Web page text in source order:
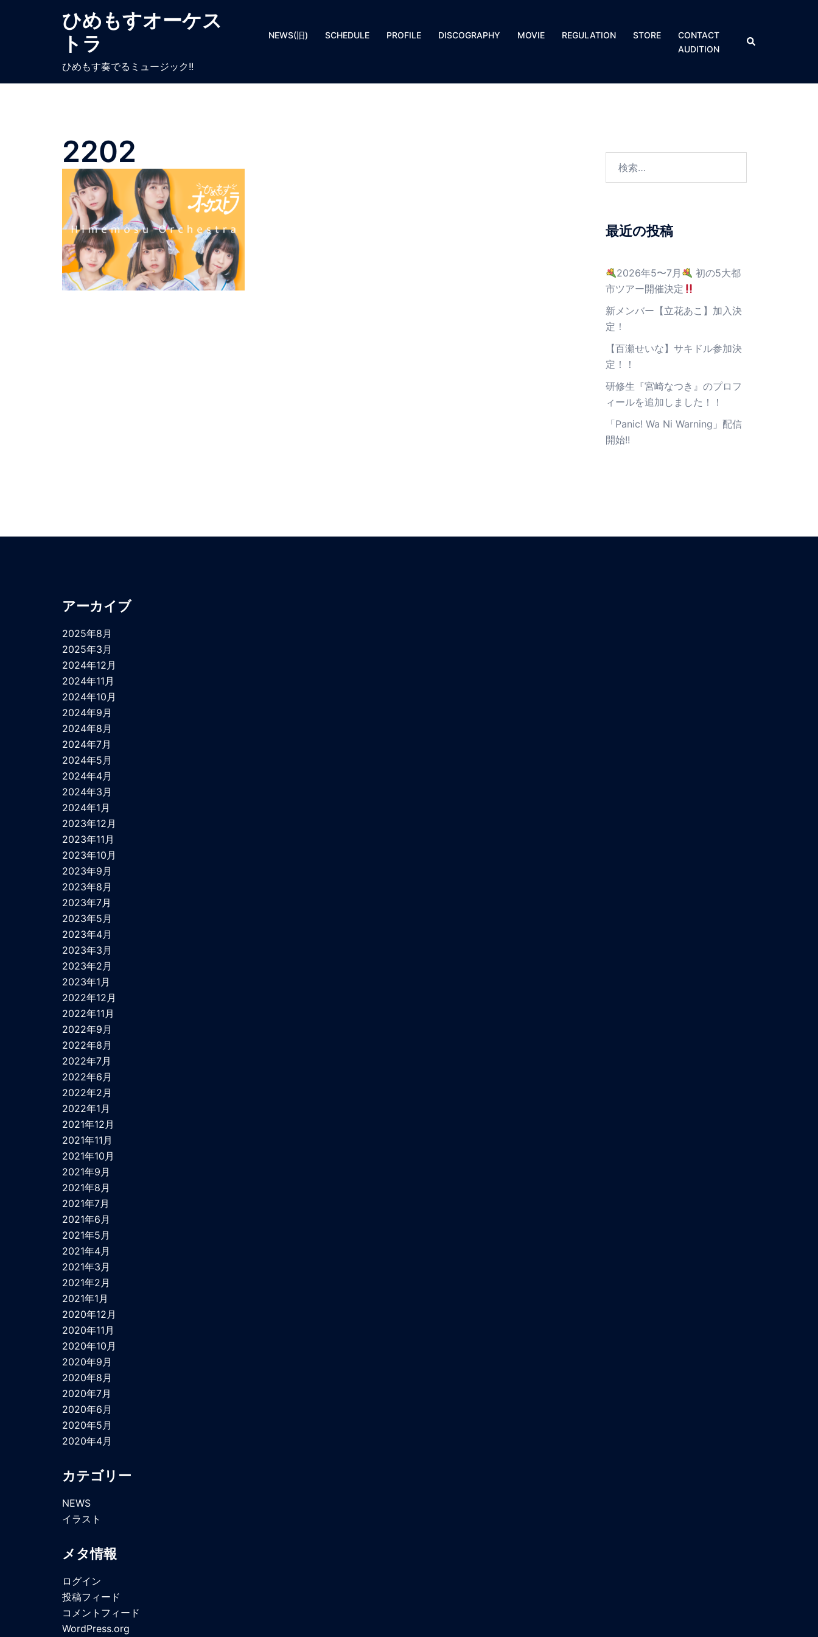
ひめもすオーケス
トラ
ひめもす奏でるミュージック!!
NEWS(旧) SCHEDULE PROFILE DISCOGRAPHY MOVIE REGULATION​ STORE
CONTACT
AUDITION
2202
最近の投稿
2026年5〜7月
初の5大都
市ツアー開催決定
新メンバー【立花あこ】加入決
定！
【百瀬せいな】サキドル参加決
定！！
研修生『宮崎なつき』のプロフ
ィールを追加しました！！
「Panic! Wa Ni Warning」配信
開始!!
アーカイブ
2025年8月
2025年3月
2024年12月
2024年11月
2024年10月
2024年9月
2024年8月
2024年7月
2024年5月
2024年4月
2024年3月
2024年1月
2023年12月
2023年11月
2023年10月
2023年9月
2023年8月
2023年7月
2023年5月
2023年4月
2023年3月
2023年2月
2023年1月
2022年12月
2022年11月
2022年9月
2022年8月
2022年7月
2022年6月
2022年2月
2022年1月
2021年12月
2021年11月
2021年10月
2021年9月
2021年8月
2021年7月
2021年6月
2021年5月
2021年4月
2021年3月
2021年2月
2021年1月
2020年12月
2020年11月
2020年10月
2020年9月
2020年8月
2020年7月
2020年6月
2020年5月
2020年4月
カテゴリー
NEWS
イラスト
メタ情報
ログイン
投稿フィード
コメントフィード
WordPress.org